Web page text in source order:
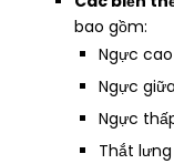
bao gồm:
Ngực
Ngực
Ngực
Thắt